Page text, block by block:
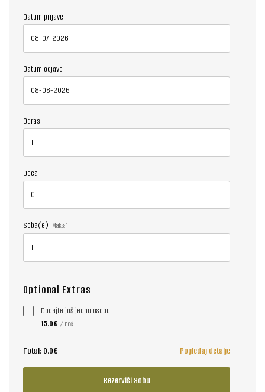
Datum prijave
Datum odjave
Odrasli
Deca
Soba(e) Maks:1
Optional Extras
Dodajte još jednu osobu
15.0€ / noć
Total: 0.0€ Pogledaj detalje
Rezerviši Sobu